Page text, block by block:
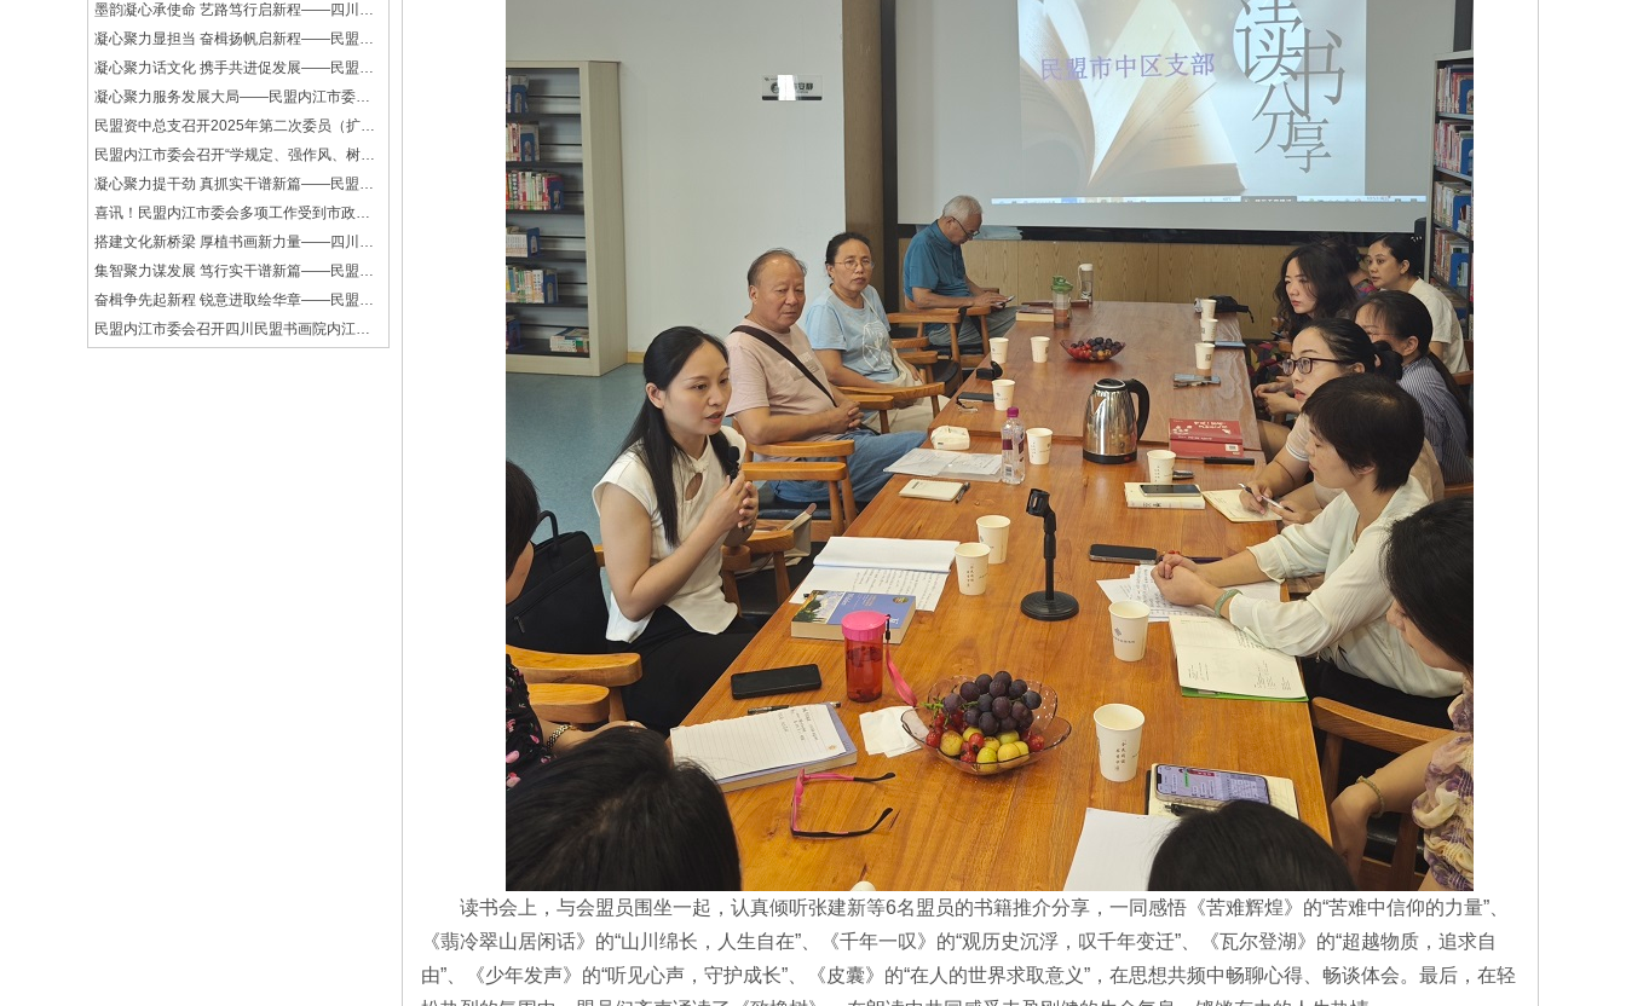
墨韵凝心承使命 艺路笃行启新程——四川民盟书画院内江分院召开2025年年终总结会
凝心聚力显担当 奋楫扬帆启新程——民盟内江行政支部召开2025年度工作总结会
凝心聚力话文化 携手共进促发展——民盟内江文艺、文化支部到资中开展交流学习活动
凝心聚力服务发展大局——民盟内江市委会专题学习中共二十届四中全会精神
民盟资中总支召开2025年第二次委员（扩大）会议
民盟内江市委会召开“学规定、强作风、树形象”主题教育启动会
凝心聚力提干劲 真抓实干谱新篇——民盟内江市委会召开十五届二十一次全委（扩大）会议
喜讯！民盟内江市委会多项工作受到市政协表彰！
搭建文化新桥梁 厚植书画新力量——四川民盟书画院内江分院揭牌仪式举行
集智聚力谋发展 笃行实干谱新篇——民盟资中总支召开委员（扩大）会议
奋楫争先起新程 锐意进取绘华章——民盟内江综合支部召开2024年度工作总结会
民盟内江市委会召开四川民盟书画院内江分院工作部署会议
读书会上，与会盟员围坐一起，认真倾听张建新等6名盟员的书籍推介分享，一同感悟《苦难辉煌》的“苦难中信仰的力量”、
《翡冷翠山居闲话》的“山川绵长，人生自在”、《千年一叹》的“观历史沉浮，叹千年变迁”、《瓦尔登湖》的“超越物质，追求自
由”、《少年发声》的“听见心声，守护成长”、《皮囊》的“在人的世界求取意义”，在思想共频中畅聊心得、畅谈体会。最后，在轻